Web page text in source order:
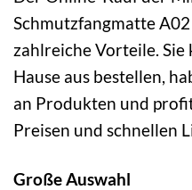
Schmutzfangmatte
zahlreiche Vorteile. Sie
Hause aus bestellen,
an Produkten und
Preisen und schnellen
Große Auswahl